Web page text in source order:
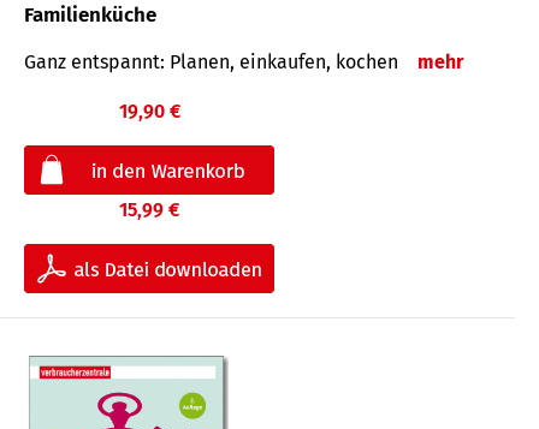
Familienküche
Ganz entspannt: Planen, einkaufen, kochen mehr
19,90 €
15,99 €